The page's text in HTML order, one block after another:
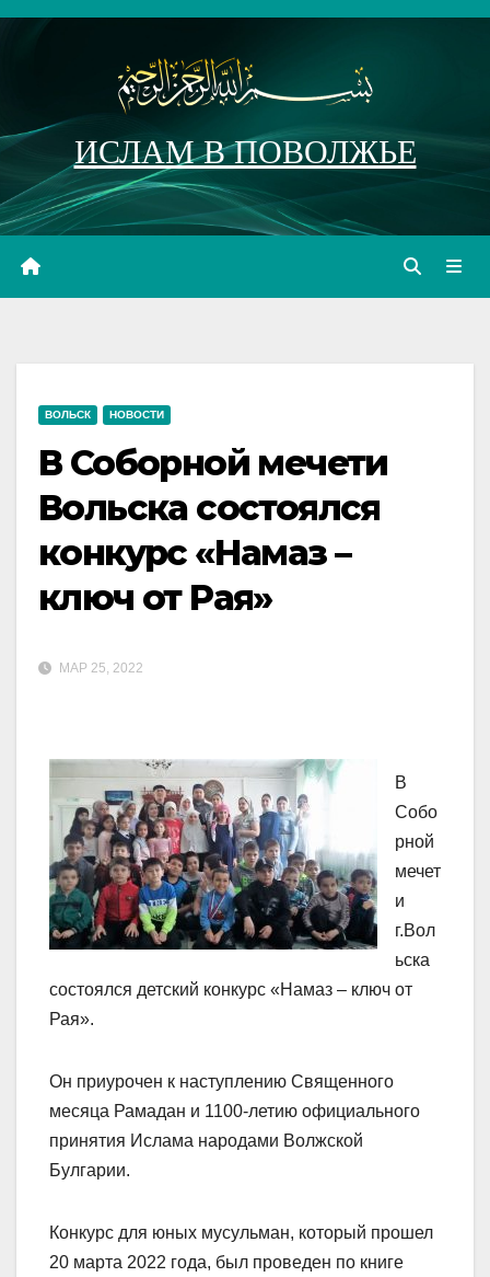
Перейти
ИСЛАМ В ПОВОЛЖЬЕ
ВОЛЬСК НОВОСТИ
В Соборной мечети
Вольска состоялся
конкурс «Намаз –
ключ от Рая»
МАР 25, 2022
В
Собо
рной
мечет
и
г.Вол
ьска
состоялся детский конкурс «Намаз – ключ от
Рая».
Он приурочен к наступлению Священного
месяца Рамадан и 1100-летию официального
принятия Ислама народами Волжской
Булгарии.
Конкурс для юных мусульман, который прошел
20 марта 2022 года, был проведен по книге